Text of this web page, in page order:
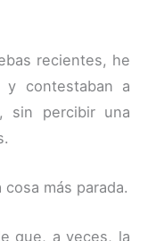
recientes, he
contestaban a
sin percibir una
más parada.
que, a veces, la